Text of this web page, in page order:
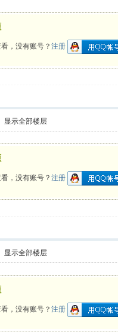
，没有账号？注册
显示全部楼层
，没有账号？注册
显示全部楼层
，没有账号？注册